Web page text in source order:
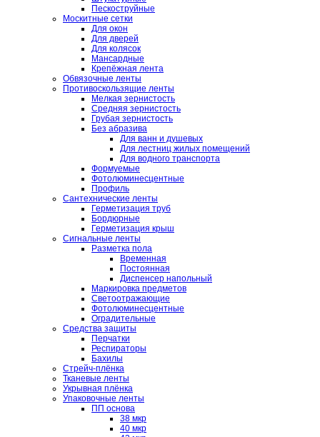
Пескоструйные
Москитные сетки
Для окон
Для дверей
Для колясок
Мансардные
Крепёжная лента
Обвязочные ленты
Противоскользящие ленты
Мелкая зернистость
Средняя зернистость
Грубая зернистость
Без абразива
Для ванн и душевых
Для лестниц жилых помещений
Для водного транспорта
Формуемые
Фотолюминесцентные
Профиль
Сантехнические ленты
Герметизация труб
Бордюрные
Герметизация крыш
Сигнальные ленты
Разметка пола
Временная
Постоянная
Диспенсер напольный
Маркировка предметов
Светоотражающие
Фотолюминесцентные
Оградительные
Средства защиты
Перчатки
Респираторы
Бахилы
Стрейч-плёнка
Тканевые ленты
Укрывная плёнка
Упаковочные ленты
ПП основа
38 мкр
40 мкр